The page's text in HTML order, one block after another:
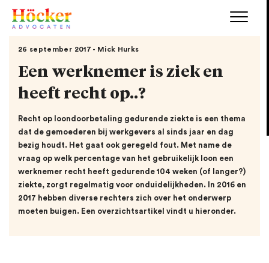
26 september 2017 - Mick Hurks
Een werknemer is ziek en
heeft recht op..?
Recht op loondoorbetaling gedurende ziekte is een thema
dat de gemoederen bij werkgevers al sinds jaar en dag
bezig houdt. Het gaat ook geregeld fout. Met name de
vraag op welk percentage van het gebruikelijk loon een
werknemer recht heeft gedurende 104 weken (of langer?)
ziekte, zorgt regelmatig voor onduidelijkheden. In 2016 en
2017 hebben diverse rechters zich over het onderwerp
moeten buigen. Een overzichtsartikel vindt u hieronder.